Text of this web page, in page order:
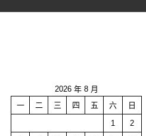
2026 年 8 月
一
二 三 四 五 六
日
1
2